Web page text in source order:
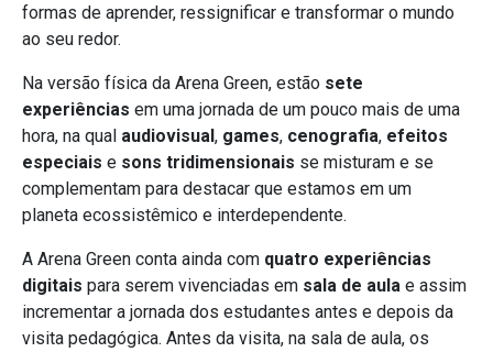
formas de aprender, ressignificar e transformar o mundo
ao seu redor.
Na versão física da Arena Green, estão sete
experiências em uma jornada de um pouco mais de uma
hora, na qual audiovisual, games, cenografia, efeitos
especiais e sons tridimensionais se misturam e se
complementam para destacar que estamos em um
planeta ecossistêmico e interdependente.
A Arena Green conta ainda com quatro experiências
digitais para serem vivenciadas em sala de aula e assim
incrementar a jornada dos estudantes antes e depois da
visita pedagógica. Antes da visita, na sala de aula, os